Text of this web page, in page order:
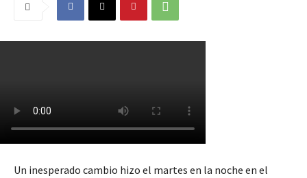
Un inesperado cambio hizo el martes en la noche en el